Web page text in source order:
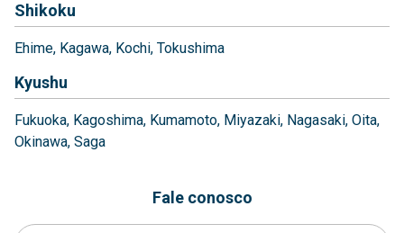
Shikoku
Ehime Kagawa Kochi Tokushima
Kyushu
Fukuoka Kagoshima Kumamoto Miyazaki Nagasaki Oita
Okinawa Saga
Fale conosco